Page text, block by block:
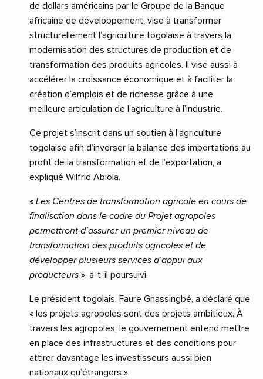
de dollars américains par le Groupe de la Banque
africaine de développement, vise à transformer
structurellement l’agriculture togolaise à travers la
modernisation des structures de production et de
transformation des produits agricoles. Il vise aussi à
accélérer la croissance économique et à faciliter la
création d’emplois et de richesse grâce à une
meilleure articulation de l’agriculture à l’industrie.
Ce projet s’inscrit dans un soutien à l’agriculture
togolaise afin d’inverser la balance des importations au
profit de la transformation et de l’exportation, a
expliqué Wilfrid Abiola.
« Les Centres de transformation agricole en cours de
finalisation dans le cadre du Projet agropoles
permettront d’assurer un premier niveau de
transformation des produits agricoles et de
développer plusieurs services d’appui aux
producteurs », a-t-il poursuivi.
Le président togolais, Faure Gnassingbé, a déclaré que
« les projets agropoles sont des projets ambitieux. À
travers les agropoles, le gouvernement entend mettre
en place des infrastructures et des conditions pour
attirer davantage les investisseurs aussi bien
nationaux qu’étrangers ».